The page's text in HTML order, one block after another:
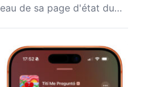
de sa page d'état du…